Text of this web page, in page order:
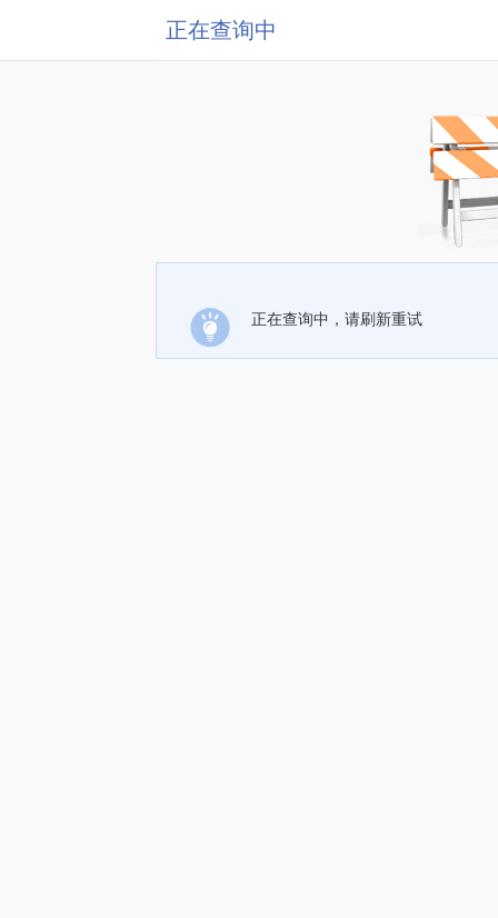
正在查询中
正在查询中，请刷新重试